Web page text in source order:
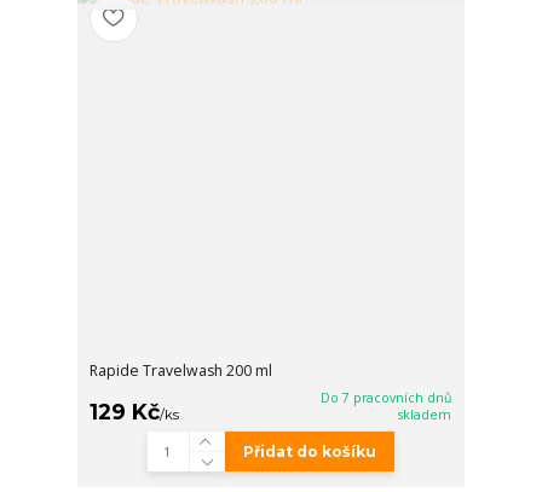
Rapide Travelwash 200 ml
129 Kč/ks
Do 7 pracovních dnů
skladem
Přidat do košíku